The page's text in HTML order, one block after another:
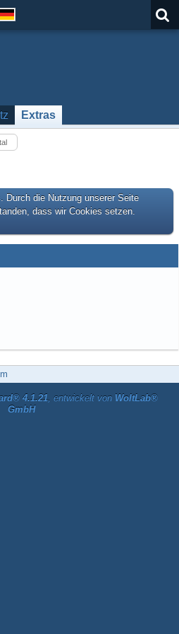
Extras
Durch die Nutzung unserer Seite
dass wir Cookies setzen.
4.1.21, entwickelt von WoltLab®
GmbH